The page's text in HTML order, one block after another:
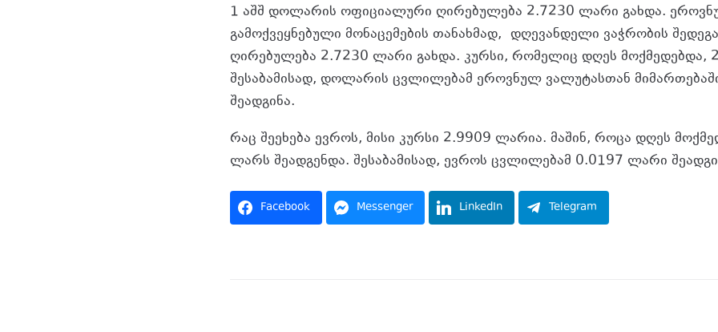
1 აშშ დოლარის ოფიციალური ღირებულება 2.7230 ლარი გახდა.
გამოქვეყნებული მონაცემების თანახმად, დღევანდელი ვაჭრობის
ღირებულება 2.7230 ლარი გახდა. კურსი, რომელიც დღეს მოქმედებდა,
შესაბამისად, დოლარის ცვლილებამ ეროვნულ ვალუტასთან
შეადგინა.
რაც შეეხება ევროს, მისი კურსი 2.9909 ლარია. მაშინ, როცა დღეს
ლარს შეადგენდა. შესაბამისად, ევროს ცვლილებამ 0.0197 ლარი
Facebook Messenger LinkedIn Telegram